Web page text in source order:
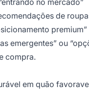
no mercado”
de
emergentes” ou
compra.
em quão